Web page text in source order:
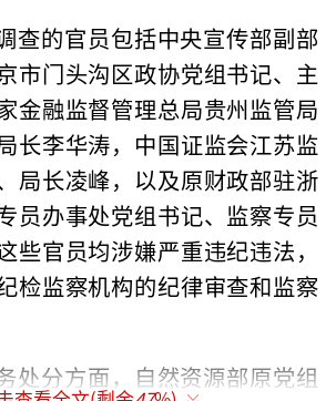
查的官员包括中央宣传部副部
市门头沟区政协党组书记、主
金融监督管理总局贵州监管局
长李华涛，中国证监会江苏监
局长凌峰，以及原财政部驻浙
员办事处党组书记、监察专员
些官员均涉嫌严重违纪违法，
检监察机构的纪律审查和监察
处分方面，自然资源部原党组